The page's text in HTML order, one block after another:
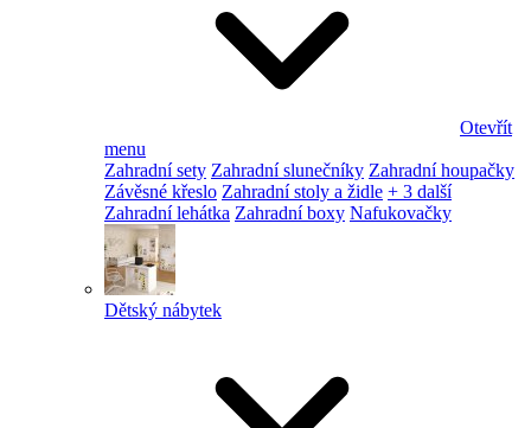
Otevřít
menu
Zahradní sety Zahradní slunečníky Zahradní houpačky
Závěsné křeslo Zahradní stoly a židle + 3 další
Zahradní lehátka Zahradní boxy Nafukovačky
Dětský nábytek